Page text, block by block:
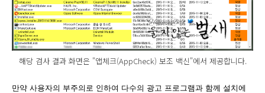
해당 검사 결과 화면은 "앱체크(AppCheck) 보조 백신"에서 제공합니다.
만약 사용자의 부주의로 인하여 다수의 광고 프로그램과 함께 설치에